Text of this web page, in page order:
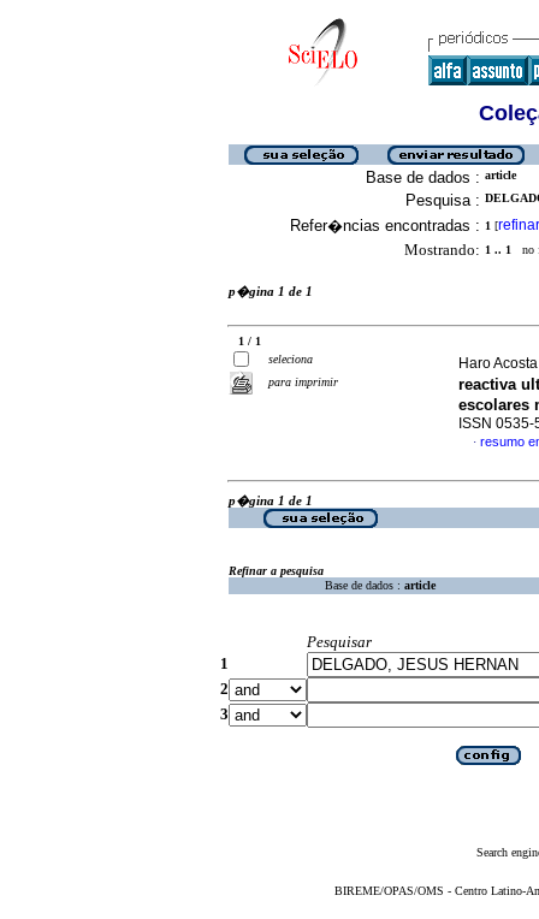
Base de dados : article
Pesquisa :
Refer�ncias encontradas : 1 [refinar
Mostrando: 1 .. 1 no
p�gina 1 de 1
1 / 1
seleciona
para imprimir
Haro
reactiva
escolares
ISSN 0535-
· resumo
p�gina 1 de 1
Refinar a pesquisa
Base de dados : article
Pesquisar
1
2
3
Search
BIREME/OPAS/OMS - Centro Latino-